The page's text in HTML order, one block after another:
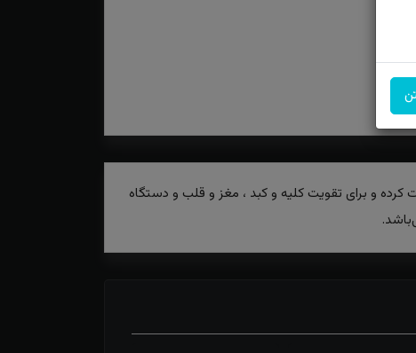
و برای تقویت کلیه و کبد ، مغز و قلب و دستگاه